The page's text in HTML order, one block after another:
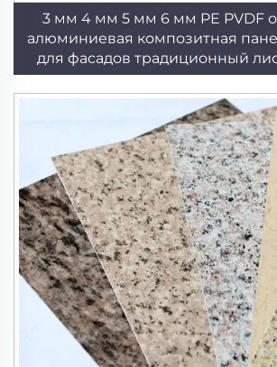
3 мм 4 мм 5 мм 6 мм PE PVDF
алюминиевая композитная
для фасадов традиционный
покрытием PVDF для